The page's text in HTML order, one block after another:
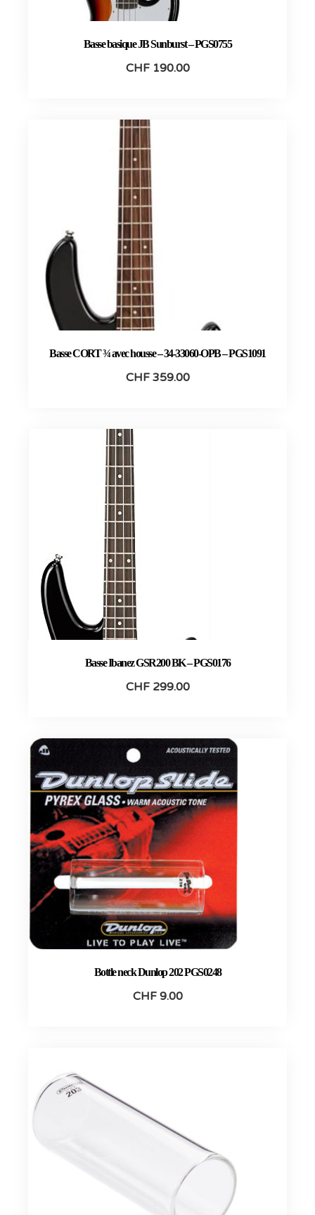
Basse basique JB Sunburst – PGS0755
CHF190.00
Basse CORT ¾ avec housse – 34-33060-OPB – PGS1091
CHF359.00
Basse Ibanez GSR200 BK – PGS0176
CHF299.00
Bottle neck Dunlop 202 PGS0248
CHF9.00